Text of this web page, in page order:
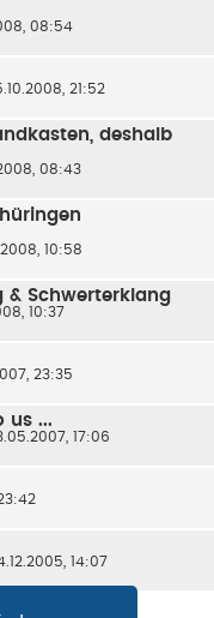
08:54
21:52
deshalb
08:43
10:58
& Schwerterklang
10:37
23:35
us ...
17:06
14:07